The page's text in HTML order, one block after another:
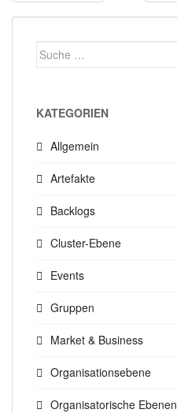
Suche
KATEGORIEN
Allgemein
Artefakte
Backlogs
Cluster-Ebene
Events
Gruppen
Market & Business
Organisationsebene
Organisatorische Ebenen